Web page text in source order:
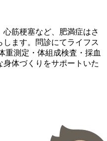
筋梗塞など、肥満症はさ
します。問診にてライフス
重測定・体組成検査・採血
体づくりをサポートいた